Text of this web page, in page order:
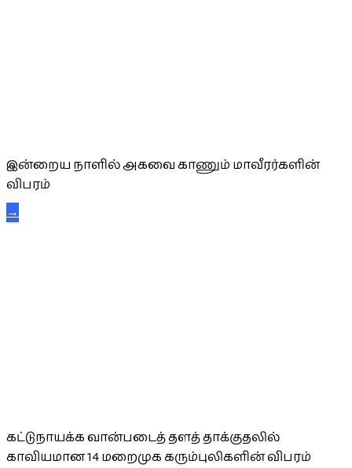
இன்றைய நாளில் அகவை காணும் மாவீரர்களின்
விபரம்
→
கட்டுநாயக்க வான்படைத் தளத் தாக்குதலில்
காவியமான 14 மறைமுக கரும்புலிகளின் விபரம்